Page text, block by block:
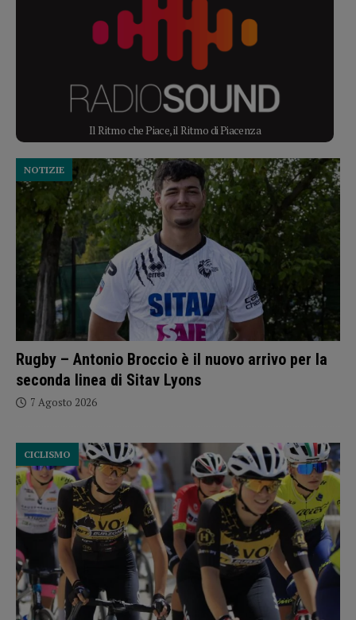
Il Ritmo che Piace, il Ritmo di Piacenza
Rugby – Antonio Broccio è il nuovo arrivo per la
seconda linea di Sitav Lyons
NOTIZIE
7 Agosto 2026
CICLISMO